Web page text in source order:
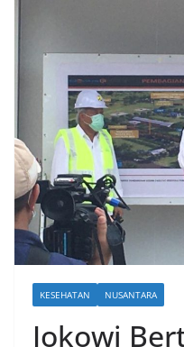
KESEHATAN NUSANTARA
Jokowi